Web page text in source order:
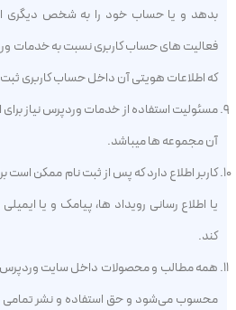
بدهد و یا حساب خود را به شخص دیگری
فعالیت های حساب کاربری نسبت به خدمات
که اطلاعات هویتی آن داخل حساب کاربری
مسئولیت استفاده از خدمات وردپرس نیاز
آن مجموعه ها میباشد.
کاربر اطلاع دارد که پس از ثبت نام ممکن
یا اطلاع رسانی رویداد ها، پیامک و یا
کند.
همه مطالب و محصولات داخل سایت وردپرس
محسوب می‏‌شود و حق استفاده و نشر